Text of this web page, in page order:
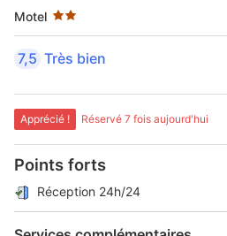
Motel
7,5 Très bien
Apprécié ! Réservé 7 fois aujourd'hui
Points forts
Réception 24h/24